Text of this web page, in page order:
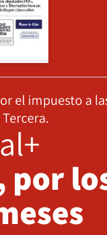
el impuesto a
por